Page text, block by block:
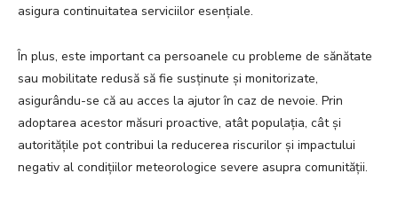
asigura continuitatea serviciilor esențiale.
În plus, este important ca persoanele cu probleme de sănătate
sau mobilitate redusă să fie susținute și monitorizate,
asigurându-se că au acces la ajutor în caz de nevoie. Prin
adoptarea acestor măsuri proactive, atât populația, cât și
autoritățile pot contribui la reducerea riscurilor și impactului
negativ al condițiilor meteorologice severe asupra comunității.